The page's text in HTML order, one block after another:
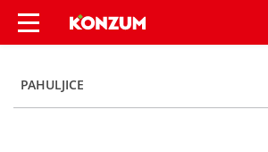
Boom Box Bio zobene
PAHULJICE